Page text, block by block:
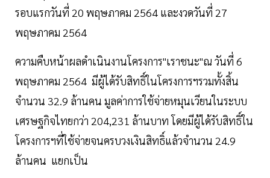
รอบแรกวันที่ 20 พฤษภาคม 2564 และงวดวันที่ 27
พฤษภาคม 2564
ความคืบหน้าผลดำเนินงานโครงการ"เราชนะ"ณ วันที่ 6
พฤษภาคม 2564 มีผู้ได้รับสิทธิ์ในโครงการฯรวมทั้งสิ้น
จำนวน 32.9 ล้านคน มูลค่าการใช้จ่ายหมุนเวียนในระบบ
เศรษฐกิจไทยกว่า 204,231 ล้านบาท โดยมีผู้ได้รับสิทธิ์ใน
โครงการฯที่ใช้จ่ายจนครบวงเงินสิทธิ์แล้วจำนวน 24.9
ล้านคน แยกเป็น